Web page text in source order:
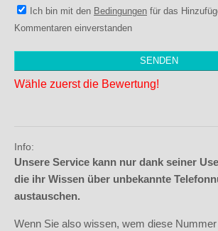
Ich bin mit den Bedingungen für das
Kommentaren einverstanden
Wähle zuerst die Bewertung!
Info:
Unsere Service kann nur dank seiner
die ihr Wissen über unbekannte
austauschen.
Wenn Sie also wissen, wem diese